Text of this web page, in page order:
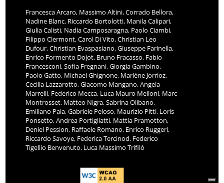
Francesca Arcaro, Massimo Altini, Corrado Bellora,
Nadine Blanc, Riccardo Bortolotti, Manila Calipari,
Giulia Calisti, Nadia Camposaragna, Paolo Ciambi,
Filippo Clermont, Carol Di Vito, Christian Leo
Dufour, Christian Evaspasiano, Giuseppe Farinella,
Enrico Formento Dojot, Bruno Fracasso, Fabio
Francesconi, Sofia Fregnani, Giorgia Gambino,
Paolo Gatto, Michael Ghignone, Marlène Jorrioz,
Cecilia Lazzarotto, Giacomo Mangano, Angela
Marrelli, Federico Mecca, Luca Mauro Melloni, Marc
Montrosset, Matteo Nigra, Sabrina Olibano,
Emiliano Pala, Gabriele Peloso, Maurizio Pitti, Loris
Ponsetto, Andrea Portigliatti, Mattia Pramotton,
Deniel Pession, Raffaele Romano, Enrico Ruggeri,
Riccardo Savoye, Federica Tercinod, Federico
Tigellio Benvenuto, Luca Massimo Trifilò